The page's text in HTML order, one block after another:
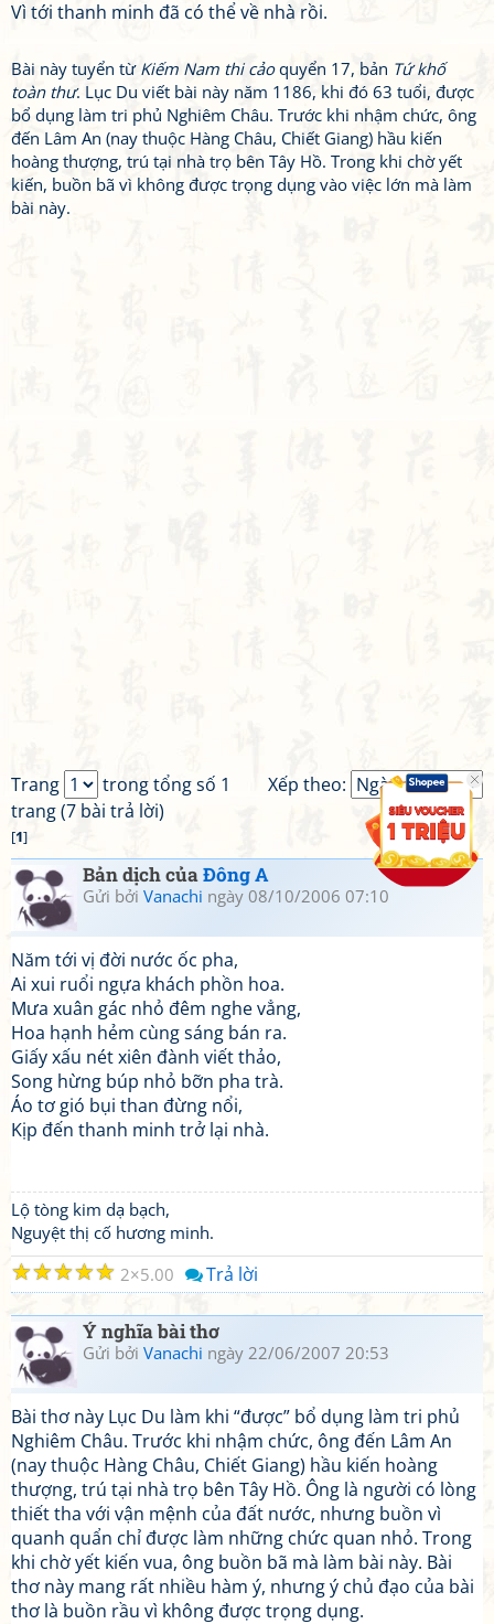
Vì tới thanh minh đã có thể về nhà rồi.
Bài này tuyển từ Kiếm Nam thi cảoquyển 17, bản Tứ khố
toàn thư. Lục Du viết bài này năm 1186, khi đó 63 tuổi, được
bổ dụng làm tri phủ Nghiêm Châu. Trước khi nhậm chức, ông
đến Lâm An (nay thuộc Hàng Châu, Chiết Giang) hầu kiến
hoàng thượng, trú tại nhà trọ bên Tây Hồ. Trong khi chờ yết
kiến, buồn bã vì không được trọng dụng vào việc lớn mà làm
bài này.
Xếp theo:
Trang
trong tổng số 1
trang (7 bài trả lời)
[1]
Bản dịch củaĐông A
Gửi bởi Vanachi ngày 08/10/2006 07:10
Năm tới vị đời nước ốc pha,
Ai xui ruổi ngựa khách phồn hoa.
Mưa xuân gác nhỏ đêm nghe vẳng,
Hoa hạnh hẻm cùng sáng bán ra.
Giấy xấu nét xiên đành viết thảo,
Song hừng búp nhỏ bỡn pha trà.
Áo tơ gió bụi than đừng nổi,
Kịp đến thanh minh trở lại nhà.
Lộ tòng kim dạ bạch,
Nguyệt thị cố hương minh.
☆
☆
☆
☆
☆ 2 5.00 Trả lời
Ý nghĩa bài thơ
Gửi bởi Vanachi ngày 22/06/2007 20:53
Bài thơ này Lục Du làm khi “được” bổ dụng làm tri phủ
Nghiêm Châu. Trước khi nhậm chức, ông đến Lâm An
(nay thuộc Hàng Châu, Chiết Giang) hầu kiến hoàng
thượng, trú tại nhà trọ bên Tây Hồ. Ông là người có lòng
thiết tha với vận mệnh của đất nước, nhưng buồn vì
quanh quẩn chỉ được làm những chức quan nhỏ. Trong
khi chờ yết kiến vua, ông buồn bã mà làm bài này. Bài
thơ này mang rất nhiều hàm ý, nhưng ý chủ đạo của bài
thơ là buồn rầu vì không được trọng dụng.